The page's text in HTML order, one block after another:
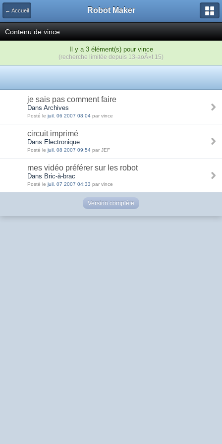
← Accueil Robot Maker
Contenu de vince
Il y a 3 élément(s) pour vince
(recherche limitée depuis 13-aoÃ»t 15)
je sais pas comment faire
Dans Archives
Posté le juil. 06 2007 08:04 par vince
circuit imprimé
Dans Electronique
Posté le juil. 08 2007 09:54 par JEF
mes vidéo préférer sur les robot
Dans Bric-à-brac
Posté le juil. 07 2007 04:33 par vince
Version complète